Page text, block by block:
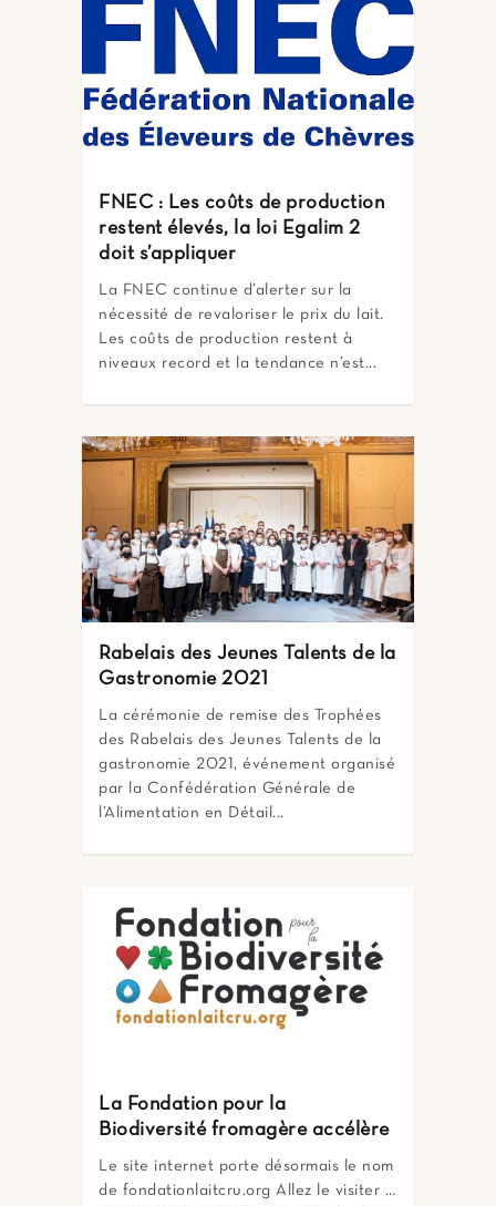
FNEC : Les coûts de production
restent élevés, la loi Egalim 2
doit s’appliquer
La FNEC continue d’alerter sur la
nécessité de revaloriser le prix du lait.
Les coûts de production restent à
niveaux record et la tendance n’est...
Rabelais des Jeunes Talents de la
Gastronomie 2021
La cérémonie de remise des Trophées
des Rabelais des Jeunes Talents de la
gastronomie 2021, événement organisé
par la Confédération Générale de
l’Alimentation en Détail...
La Fondation pour la
Biodiversité fromagère accélère
Le site internet porte désormais le nom
de fondationlaitcru.org Allez le visiter …